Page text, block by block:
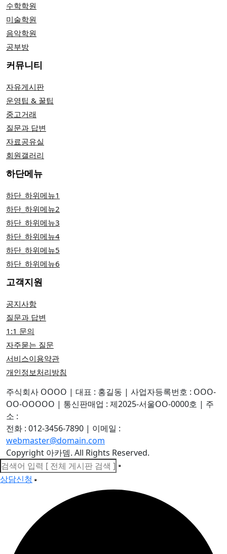
수학학원
미술학원
음악학원
공부방
커뮤니티
자유게시판
운영팁 & 꿀팁
중고거래
질문과 답변
자료공유실
회원갤러리
하단메뉴
하단_하위메뉴1
하단_하위메뉴2
하단_하위메뉴3
하단_하위메뉴4
하단_하위메뉴5
하단_하위메뉴6
고객지원
공지사항
질문과 답변
1:1 문의
자주묻는 질문
서비스이용약관
개인정보처리방침
주식회사 OOOO | 대표 : 홍길동 | 사업자등록번호 : OOO-
OO-OOOOO | 통신판매업 : 제2025-서울OO-0000호 | 주
소 :
전화 : 012-3456-7890 | 이메일 :
webmaster@domain.com
Copyright 아카뎀. All Rights Reserved.
상담신청